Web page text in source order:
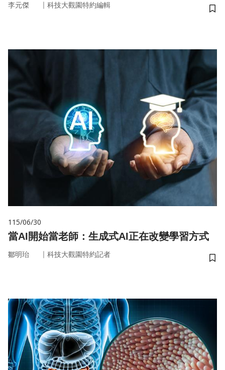
李元傑 ｜ 科技大觀園特約編輯
儲
115/06/30
當AI開始當老師：生成式AI正在改變學習方式
鄒明珆 ｜ 科技大觀園特約記者
儲